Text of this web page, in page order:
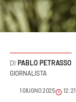
Cultura
Meteo
Editoriali
PABLO PETRASSO
GIORNALISTA
1 GIUGNO 2025 12:21